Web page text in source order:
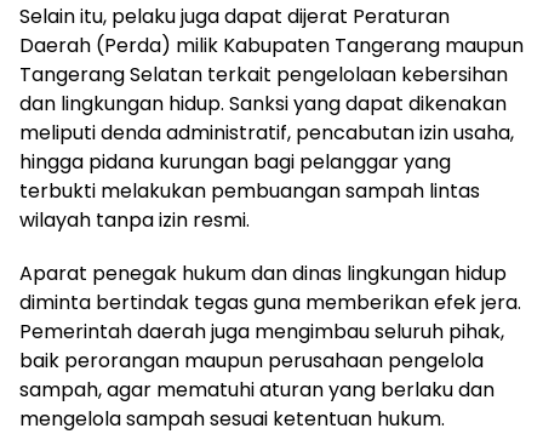
Selain itu, pelaku juga dapat dijerat Peraturan
Daerah (Perda) milik Kabupaten Tangerang maupun
Tangerang Selatan terkait pengelolaan kebersihan
dan lingkungan hidup. Sanksi yang dapat dikenakan
meliputi denda administratif, pencabutan izin usaha,
hingga pidana kurungan bagi pelanggar yang
terbukti melakukan pembuangan sampah lintas
wilayah tanpa izin resmi.
Aparat penegak hukum dan dinas lingkungan hidup
diminta bertindak tegas guna memberikan efek jera.
Pemerintah daerah juga mengimbau seluruh pihak,
baik perorangan maupun perusahaan pengelola
sampah, agar mematuhi aturan yang berlaku dan
mengelola sampah sesuai ketentuan hukum.